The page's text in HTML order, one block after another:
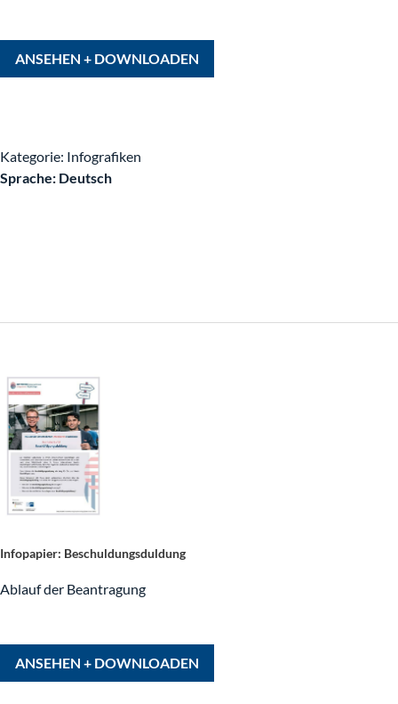
Integrationsscouts
ANSEHEN + DOWNLOADEN
Kategorie: Infografiken
Sprache: Deutsch
Infopapier: Beschuldungsduldung
Ablauf der Beantragung
ANSEHEN + DOWNLOADEN